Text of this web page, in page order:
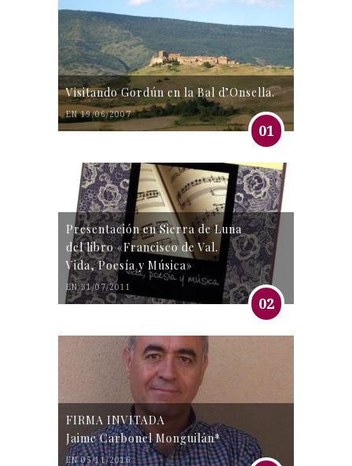
Visitando Gordún en la Bal d’Onsella.
EN 19/06/2007
01
Presentación en Sierra de Luna
del libro «Francisco de Val.
Vida, Poesía y Música»
EN 31/07/2011
02
FIRMA INVITADA
Jaime Carbonel Monguilán*
EN 05/11/2016